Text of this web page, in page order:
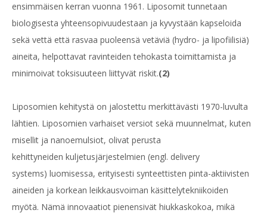
ensimmäisen kerran vuonna 1961. Liposomit tunnetaan
biologisesta yhteensopivuudestaan ja kyvystään kapseloida
sekä vettä että rasvaa puoleensä vetäviä (hydro- ja lipofiilisiä)
aineita, helpottavat ravinteiden tehokasta toimittamista ja
minimoivat toksisuuteen liittyvät riskit.(2)
Liposomien kehitystä on jalostettu merkittävästi 1970-luvulta
lähtien. Liposomien varhaiset versiot sekä muunnelmat, kuten
misellit ja nanoemulsiot, olivat perusta
kehittyneiden kuljetusjärjestelmien (engl. delivery
systems) luomisessa, erityisesti synteettisten pinta-aktiivisten
aineiden ja korkean leikkausvoiman käsittelytekniikoiden
myötä. Nämä innovaatiot pienensivät hiukkaskokoa, mikä